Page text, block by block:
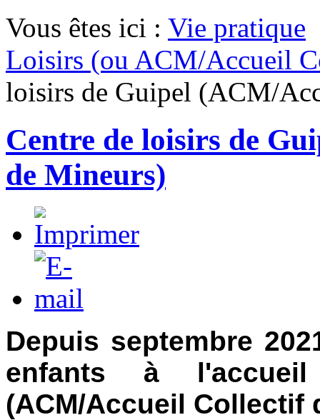
Vous êtes ici : Vie pratique
Loisirs (ou ACM/Accueil
loisirs de Guipel (ACM/
Centre de loisirs de
de Mineurs)
Depuis septembre
enfants à
(ACM/Accueil Collectif